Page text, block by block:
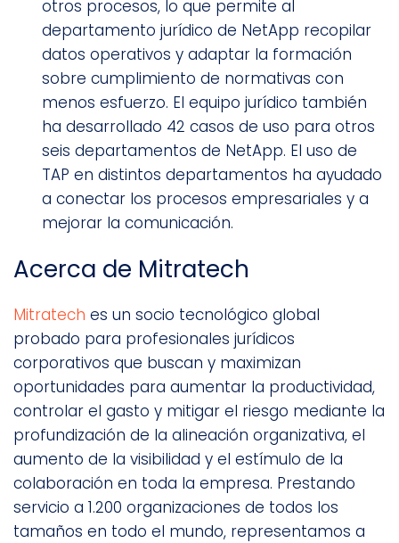
otros procesos, lo que permite al
departamento jurídico de NetApp recopilar
datos operativos y adaptar la formación
sobre cumplimiento de normativas con
menos esfuerzo. El equipo jurídico también
ha desarrollado 42 casos de uso para otros
seis departamentos de NetApp. El uso de
TAP en distintos departamentos ha ayudado
a conectar los procesos empresariales y a
mejorar la comunicación.
Acerca de Mitratech
Mitratech es un socio tecnológico global
probado para profesionales jurídicos
corporativos que buscan y maximizan
oportunidades para aumentar la productividad,
controlar el gasto y mitigar el riesgo mediante la
profundización de la alineación organizativa, el
aumento de la visibilidad y el estímulo de la
colaboración en toda la empresa. Prestando
servicio a 1.200 organizaciones de todos los
tamaños en todo el mundo, representamos a